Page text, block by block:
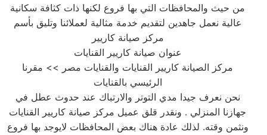
من حيث والمحافظات التي بها فروع لكنها ذات كثافة سكانية
عالية نعمل جاهدين لتقديم خدمة مثالية لعملائنا وتليق بأسم
مركز صيانة كاريير
عنوان صيانة كاريير القنايات
مركز الصيانة كاريير القنايات والقنايات مصر >> مقرنا
الرئيسي بالقنايات
نحن نعرف جيدا مدي التوتر والارتباك عند حدوث عطل في
جهازنا المنزلي . ونقدر قلق عميل مركز صيانة كاريير القنايات
ونثمن وقته. لذلك عادة هناك بعض المحافظات لايوجد بها فروع